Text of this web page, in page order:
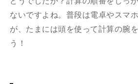
ないですよね。普段は電卓やスマ
が、たまには頭を使って計算の腕
う！